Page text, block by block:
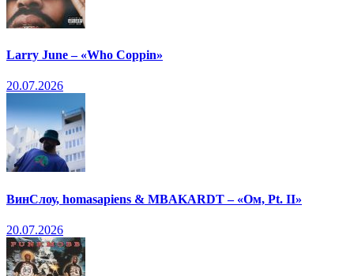
Larry June – «Who Coppin»
20.07.2026
ВинСлоу, homasapiens & MBAKARDT – «Ом, Pt. II»
20.07.2026